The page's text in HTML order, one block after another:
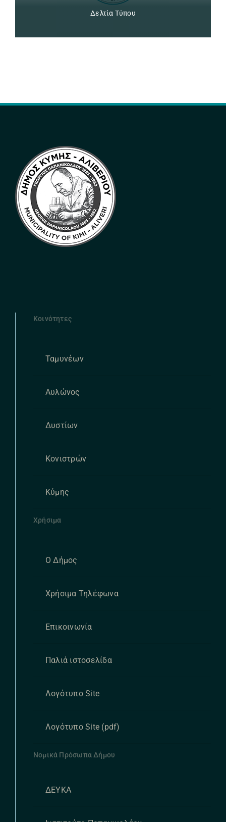
Δελτία Τύπου
Κοινότητες
Ταμυνέων
Αυλώνος
Δυστίων
Κονιστρών
Κύμης
Χρήσιμα
Ο Δήμος
Χρήσιμα Τηλέφωνα
Επικοινωνία
Παλιά ιστοσελίδα
Λογότυπο Site
Λογότυπο Site (pdf)
Νομικά Πρόσωπα Δήμου
ΔΕΥΚΑ